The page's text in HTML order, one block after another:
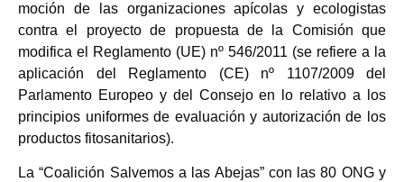
moción de las organizaciones apícolas y ecologistas
contra el proyecto de propuesta de la Comisión que
modifica el Reglamento (UE) nº 546/2011 (se refiere a la
aplicación del Reglamento (CE) nº 1107/2009 del
Parlamento Europeo y del Consejo en lo relativo a los
principios uniformes de evaluación y autorización de los
productos fitosanitarios).
La “Coalición Salvemos a las Abejas” con las 80 ONG y